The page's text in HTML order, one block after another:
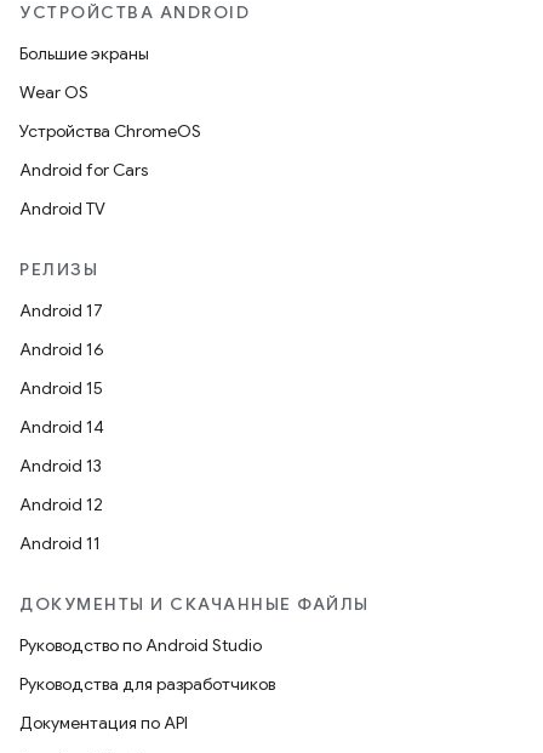
УСТРОЙСТВА ANDROID
Большие экраны
Wear OS
Устройства ChromeOS
Android for Cars
Android TV
РЕЛИЗЫ
Android 17
Android 16
Android 15
Android 14
Android 13
Android 12
Android 11
ДОКУМЕНТЫ И СКАЧАННЫЕ ФАЙЛЫ
Руководство по Android Studio
Руководства для разработчиков
Документация по API